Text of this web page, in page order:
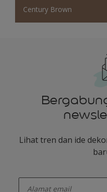
Century Brown
Lihat tren dan ide